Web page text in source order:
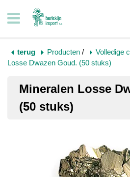
terug Producten / Volledige
Losse Dwazen Goud. (50 stuks)
Mineralen Losse
(50 stuks)